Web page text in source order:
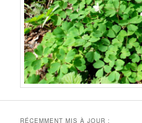
RÉCEMMENT MIS À JOUR :